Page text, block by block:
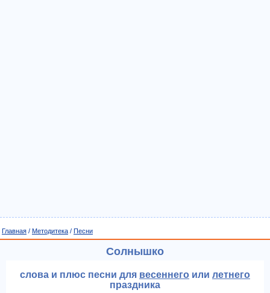
Главная / Методитека / Песни
Солнышко
слова и плюс песни для весеннего или летнего
праздника